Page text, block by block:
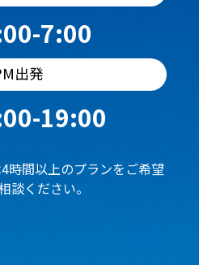
7:00
出発
19:00
時間以上のプランをご希望
談ください。